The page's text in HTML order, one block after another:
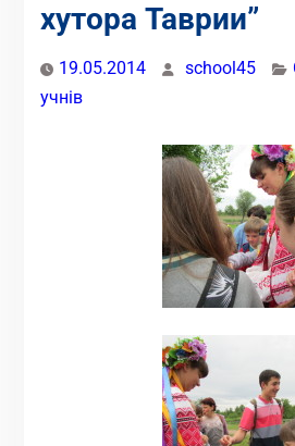
хутора Таврии”
19.05.2014 school45
учнів